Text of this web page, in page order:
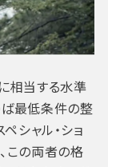
相当する水準
ば最低条件の整
ペシャル・ショ
この両者の格